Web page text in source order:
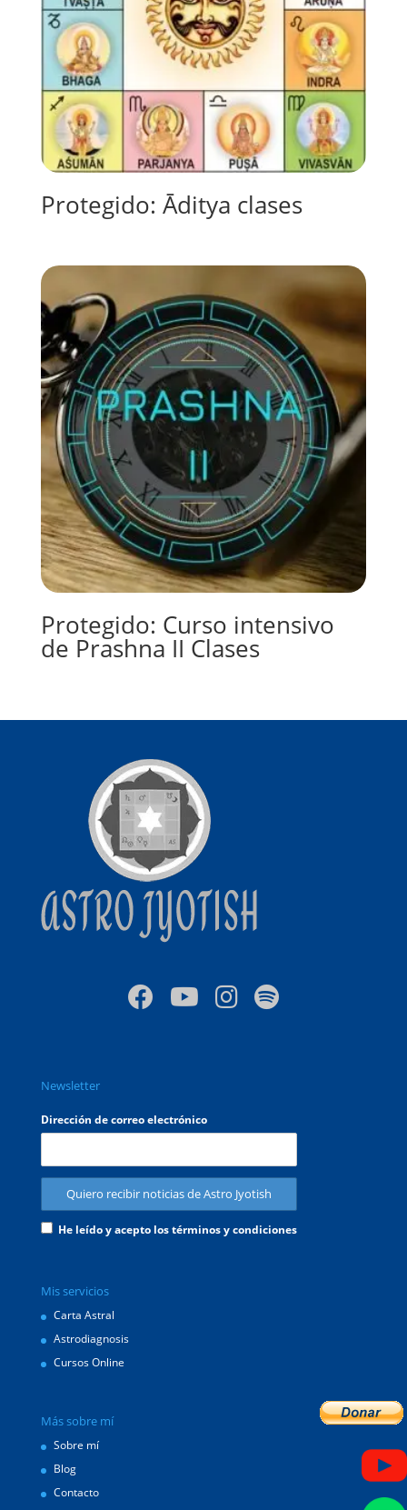
Protegido: Āditya clases
Protegido: Curso intensivo
de Prashna II Clases
Newsletter
Dirección de correo electrónico
He leído y acepto los términos y condiciones
Mis servicios
Carta Astral
Astrodiagnosis
Cursos Online
Más sobre mí
Sobre mí
Blog
Contacto